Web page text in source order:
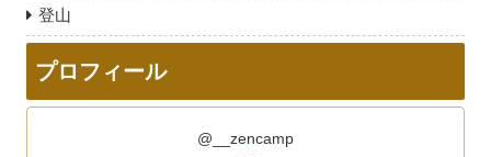
登山
プロフィール
@__zencamp